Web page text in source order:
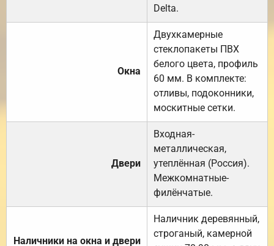
Delta.
Окна
Двухкамерные
стеклопакеты ПВХ
белого цвета, профиль
60 мм. В комплекте:
отливы, подоконники,
москитные сетки.
Двери
Входная-
металлическая,
утеплённая (Россия).
Межкомнатные-
филёнчатые.
Наличники на окна и двери
Наличник деревянный,
строганый, камерной